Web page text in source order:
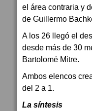
el área contraria y
de Guillermo
A los 26 llegó el
desde más de 30
Bartolomé Mitre.
Ambos elencos
del 2 a 1.
La síntesis